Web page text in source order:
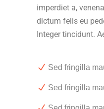
imperdiet a,
dictum felis eu
Integer tincidunt.
Sed fringilla
Sed fringilla